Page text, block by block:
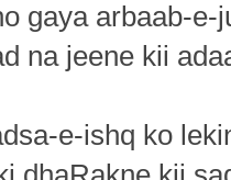
gaya arbaab-e-
na jeene kii
e-ishq ko